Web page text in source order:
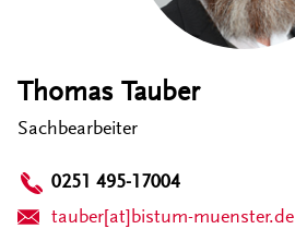
Thomas Tauber
Sachbearbeiter
0251 495-17004
tauber[at]bistum-muenster.de